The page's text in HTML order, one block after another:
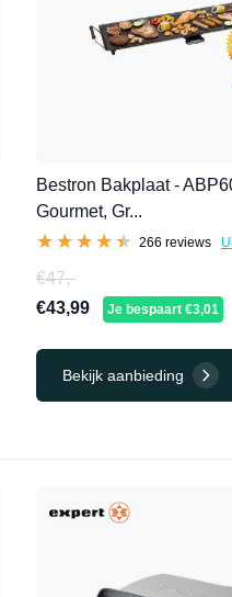
Bestron Bakplaat -
Gourmet, Gr...
★★★★★
★★★★★ 266 reviews
€47,-
€43,99
Je bespaart €3,01
Bekijk aanbieding